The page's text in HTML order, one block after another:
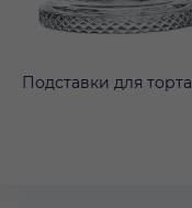
Подставки для торта